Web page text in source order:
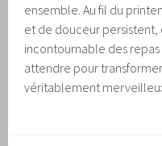
ensemble. Au fil du
et de douceur
incontournable des
attendre pour
véritablement